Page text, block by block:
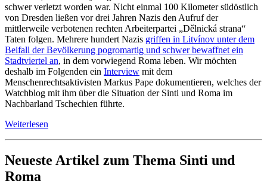
schwer verletzt worden war. Nicht einmal 100 Kilometer südöstlich
von Dresden ließen vor drei Jahren Nazis den Aufruf der
mittlerweile verbotenen rechten Arbeiterpartei „Dělnická strana“
Taten folgen. Mehrere hundert Nazis griffen in Litvínov unter dem
Beifall der Bevölkerung pogromartig und schwer bewaffnet ein
Stadtviertel an, in dem vorwiegend Roma leben. Wir möchten
deshalb im Folgenden ein Interview mit dem
Menschenrechtsaktivisten Markus Pape dokumentieren, welches der
Watchblog mit ihm über die Situation der Sinti und Roma im
Nachbarland Tschechien führte.
Weiterlesen
Neueste Artikel zum Thema Sinti und
Roma